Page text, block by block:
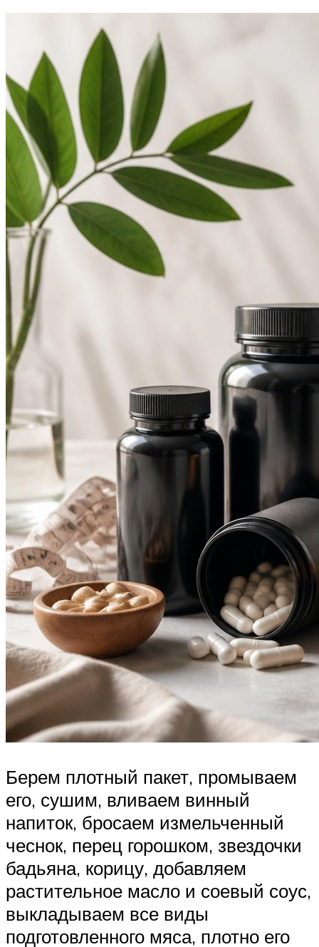
Берем плотный пакет, промываем
его, сушим, вливаем винный
напиток, бросаем измельченный
чеснок, перец горошком, звездочки
бадьяна, корицу, добавляем
растительное масло и соевый соус,
выкладываем все виды
подготовленного мяса, плотно его